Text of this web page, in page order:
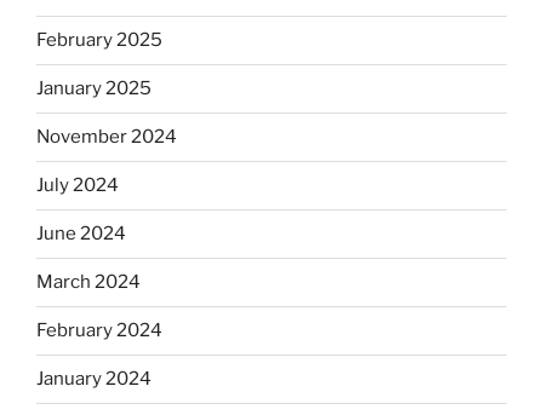
February 2025
January 2025
November 2024
July 2024
June 2024
March 2024
February 2024
January 2024